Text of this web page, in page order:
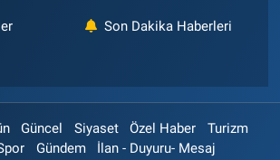
Son Dakika Haberleri
Güncel Siyaset Özel Haber
Turizm
Gündem
İlan - Duyuru- Mesaj